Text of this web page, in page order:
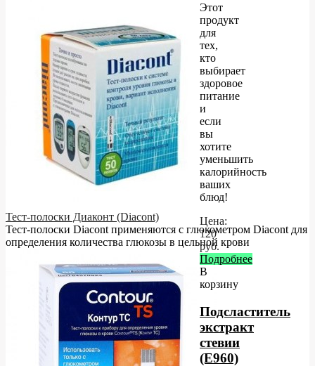
Тест-полоски Диаконт (Diacont)
Тест-полоски Diacont применяются с глюкометром Diacont для
определения количества глюкозы в цельной крови
Этот
продукт
для
тех,
кто
выбирает
здоровое
питание
и
если
вы
хотите
уменьшить
калорийность
ваших
блюд!
Цена:
120
руб.
Подробнее
В
корзину
Подсластитель
экстракт
стевии
(E960)